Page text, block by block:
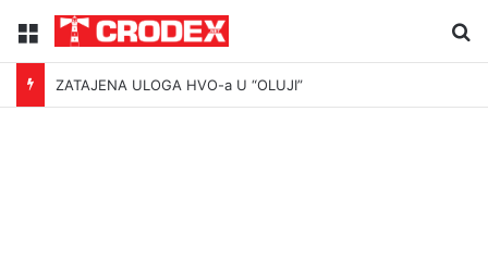
Menu
ZATAJENA ULOGA HVO-a U “OLUJI”